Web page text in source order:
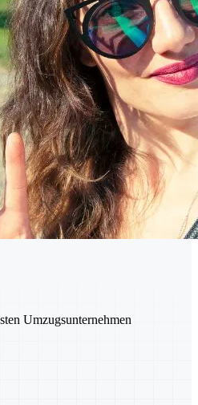
Umzugsunternehmen